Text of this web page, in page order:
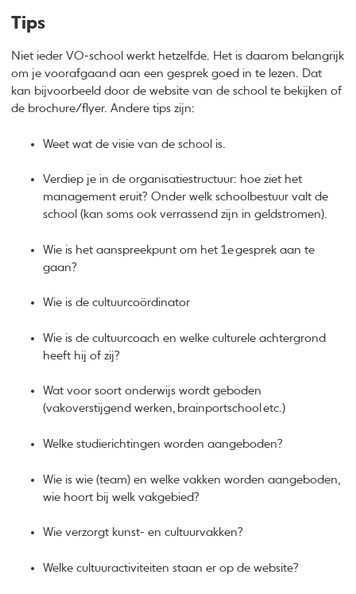
Tips
Niet ieder VO-school werkt hetzelfde. Het is daarom belangrijk
om je voorafgaand aan een gesprek goed in te lezen. Dat
kan bijvoorbeeld door de website van de school te bekijken of
de brochure/flyer. Andere tips zijn:
Weet wat de visie van de school is.
Verdiep je in de organisatiestructuur: hoe ziet het
management eruit? Onder welk schoolbestuur valt de
school (kan soms ook verrassend zijn in geldstromen).
Wie is het aanspreekpunt om het 1e gesprek aan te
gaan?
Wie is de cultuurcoördinator
Wie is de cultuurcoach en welke culturele achtergrond
heeft hij of zij?
Wat voor soort onderwijs wordt geboden
(vakoverstijgend werken, brainportschool etc.)
Welke studierichtingen worden aangeboden?
Wie is wie (team) en welke vakken worden aangeboden,
wie hoort bij welk vakgebied?
Wie verzorgt kunst- en cultuurvakken?
Welke cultuuractiviteiten staan er op de website?